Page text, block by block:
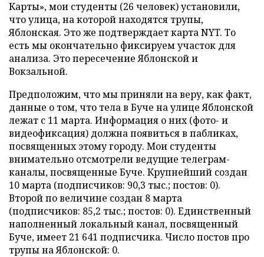
Карты», мои студенты (26 человек) установили,
что улица, на которой находятся трупы,
Яблонская. Это же подтверждает карта NYT. То
есть мы окончательно фиксируем участок для
анализа. Это пересечение Яблонской и
Вокзальной.
Предположим, что мы приняли на веру, как факт,
данные о том, что тела в Буче на улице Яблонской
лежат с 11 марта. Информация о них (фото- и
видеофиксация) должна появиться в пабликах,
посвященных этому городу. Мои студенты
внимательно отсмотрели ведущие телеграм-
каналы, посвященные Буче. Крупнейший создан
10 марта (подписчиков: 90,3 тыс.; постов: 0).
Второй по величине создан 8 марта
(подписчиков: 85,2 тыс.; постов: 0). Единственный
наполненный локальный канал, посвященный
Буче, имеет 21 641 подписчика. Число постов про
трупы на Яблонской: 0.